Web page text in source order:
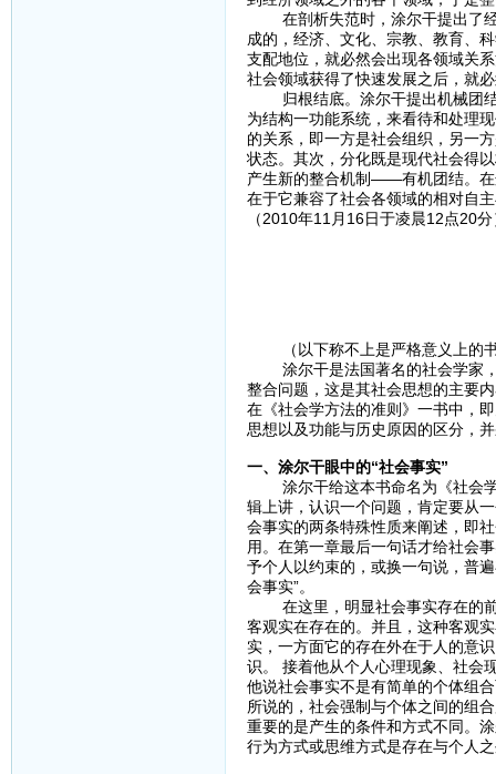
在剖析失范时，涂尔干提出了经
成的，经济、文化、宗教、教育、
支配地位，就必然会出现各领域关
社会领域获得了快速发展之后，就
归根结底。涂尔干提出机械团结
为结构一功能系统，来看待和处理
的关系，即一方是社会组织，另一
状态。其次，分化既是现代社会得
产生新的整合机制——有机团结。在
在于它兼容了社会各领域的相对自
（2010年11月16日于凌晨12点20分
（以下称不上是严格意义上的书
涂尔干是法国著名的社会学家，
整合问题，这是其社会思想的主要
在《社会学方法的准则》一书中，
思想以及功能与历史原因的区分，
一、涂尔干眼中的“社会事实”
涂尔干给这本书命名为《社会学
辑上讲，认识一个问题，肯定要从
会事实的两条特殊性质来阐述，即
用。在第一章最后一句话才给社会
予个人以约束的，或换一句说，普
会事实”。
在这里，明显社会事实存在的前
客观实在存在的。并且，这种客观
实，一方面它的存在外在于人的意
识。 接着他从个人心理现象、社会
他说社会事实不是有简单的个体组
所说的，社会强制与个体之间的组
重要的是产生的条件和方式不同。
行为方式或思维方式是存在与个人